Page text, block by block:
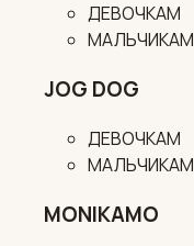
ДЕВОЧКАМ
МАЛЬЧИКАМ
JOG DOG
ДЕВОЧКАМ
МАЛЬЧИКАМ
MONIKAMO